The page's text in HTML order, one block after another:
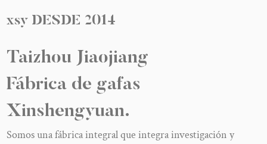
xsy DESDE 2014
Taizhou Jiaojiang
Fábrica de gafas
Xinshengyuan.
Somos una fábrica integral que integra investigación y